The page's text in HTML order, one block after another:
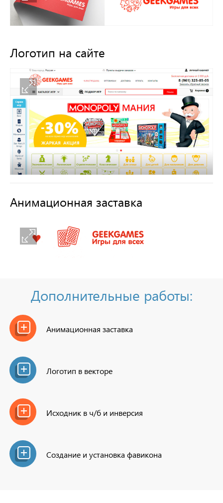
Логотип на сайте
Анимационная заставка
Дополнительные работы:
Анимационная заставка
Логотип в векторе
Исходник в ч/б и инверсия
Создание и установка фавикона